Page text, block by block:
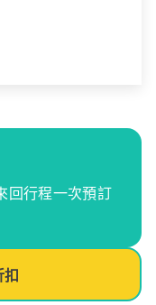
回行程一次預訂
扣